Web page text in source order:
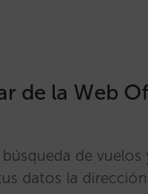
de la Web
de
datos la